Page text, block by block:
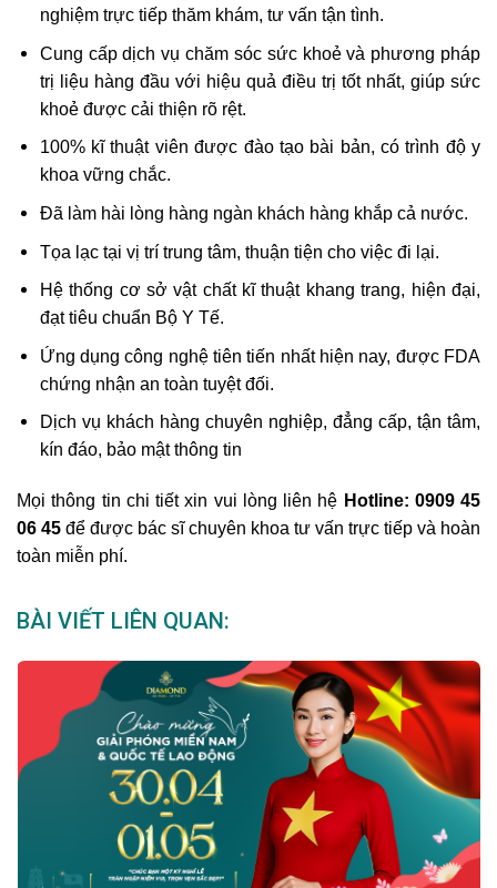
nghiệm trực tiếp thăm khám, tư vấn tận tình.
Cung cấp dịch vụ chăm sóc sức khoẻ và phương pháp
trị liệu hàng đầu với hiệu quả điều trị tốt nhất, giúp sức
khoẻ được cải thiện rõ rệt.
100% kĩ thuật viên được đào tạo bài bản, có trình độ y
khoa vững chắc.
Đã làm hài lòng hàng ngàn khách hàng khắp cả nước.
Tọa lạc tại vị trí trung tâm, thuận tiện cho việc đi lại.
Hệ thống cơ sở vật chất kĩ thuật khang trang, hiện đại,
đạt tiêu chuẩn Bộ Y Tế.
Ứng dụng công nghệ tiên tiến nhất hiện nay, được FDA
chứng nhận an toàn tuyệt đối.
Dịch vụ khách hàng chuyên nghiệp, đẳng cấp, tận tâm,
kín đáo, bảo mật thông tin
Mọi thông tin chi tiết xin vui lòng liên hệ Hotline: 0909 45
06 45 để được bác sĩ chuyên khoa tư vấn trực tiếp và hoàn
toàn miễn phí.
BÀI VIẾT LIÊN QUAN: